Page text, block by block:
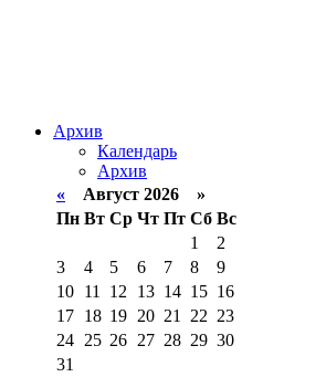
Архив
Календарь
Архив
« Август 2026 »
Пн Вт Ср Чт Пт Сб Вс
1
2
3
4 5 6 7 8
9
10 11 12 13 14 15 16
17 18 19 20 21 22 23
24 25 26 27 28 29 30
31